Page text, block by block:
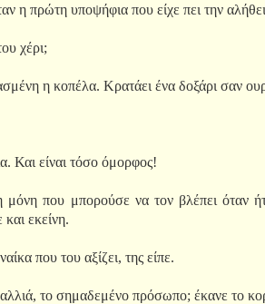
η πρώτη υποψήφια που είχε πει την
χέρι;
η κοπέλα. Κρατάει ένα δοξάρι σαν
Και είναι τόσο όμορφος!
που μπορούσε να τον βλέπει όταν
εκείνη.
που του αξίζει, της είπε.
το σημαδεμένο πρόσωπο; έκανε το